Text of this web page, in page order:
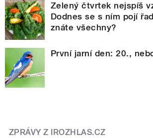
Zelený čtvrtek nejspíš
Dodnes se s ním pojí
znáte všechny?
První jarní den: 20.,
ZPRÁVY Z IROZHLAS.CZ